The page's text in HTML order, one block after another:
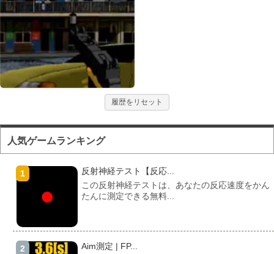
履歴をリセット
人気ゲームランキング
反射神経テスト【反応...
この反射神経テストは、あなたの反応速度をかん
たんに測定できる無料...
Aim測定 | FP...